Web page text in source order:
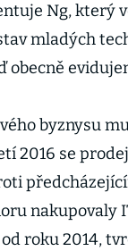
Ng, který
mladých
obecně
byznysu
2016 se
nakupovaly
roku 2014,